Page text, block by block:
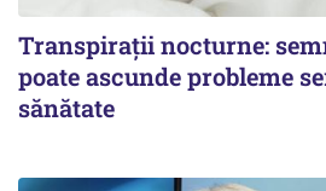
Transpirații nocturne:
poate ascunde probleme
sănătate